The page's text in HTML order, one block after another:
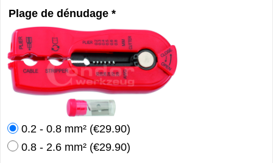
Plage de dénudage *
0.2 - 0.8 mm² (€29.90)
0.8 - 2.6 mm² (€29.90)